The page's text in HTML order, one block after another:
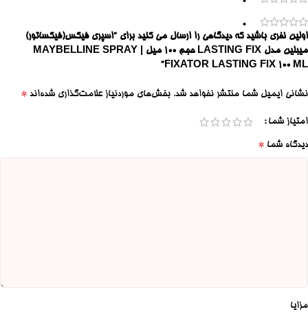
0
اولین نفری باشید که دیدگاهی را ارسال می کنید برای “اسپری فیکس(فیکساتور)
میبلین مدل LASTING FIX حجم ۱۰۰ میل | MAYBELLINE SPRAY
FIXATOR LASTING FIX 100 ML”
نشانی ایمیل شما منتشر نخواهد شد. بخش‌های موردنیاز علامت‌گذاری شده‌اند *
امتیاز شما
دیدگاه شما *
مزایا